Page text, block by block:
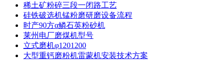
稀土矿粉碎三段一闭路工艺
硅铁破选机锰粉磨研磨设备流程
时产90方α鳞石英粉砂机
莱州电厂磨煤机型号
立式磨机φ1201200
大型重钙磨粉机雷蒙机安装技术方案